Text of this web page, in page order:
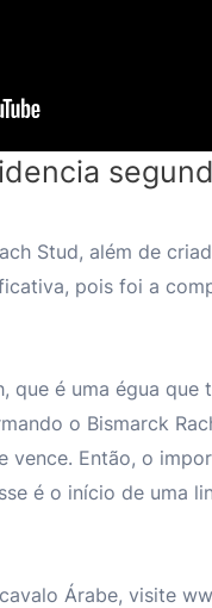
Stud, além de
pois foi a
que é uma égua
o Bismarck
Então, o
é o início de uma
Árabe, visite